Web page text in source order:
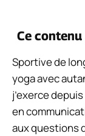
Ce
Sportive de
yoga avec
j’exerce
en
aux questions